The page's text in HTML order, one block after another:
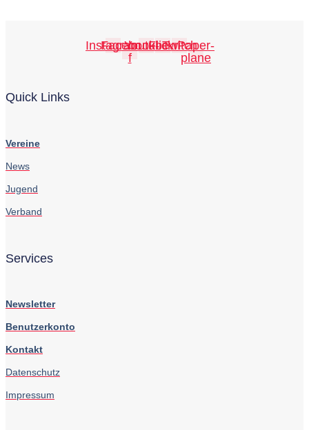
Instagram
Facebook-
f
Youtube
FlickrTwitch
Paper-
plane
Quick Links
Vereine
News
Jugend
Verband
Services
Newsletter
Benutzerkonto
Kontakt
Datenschutz
Impressum